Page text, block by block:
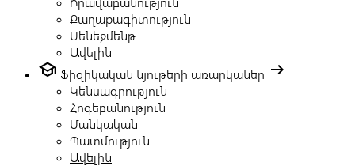
Քաղաքագիտություն
Մենեջմենթ
Ավելին
school Ֆիզիկական նյութերի առարկաներ arrow_right_alt
Կենսագրություն
Հոգեբանություն
Մանկական
Պատմություն
Ավելին